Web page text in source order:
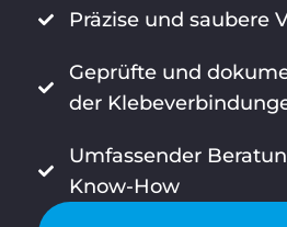
Präzise und saubere
Geprüfte und
der
Umfassender
Know-How